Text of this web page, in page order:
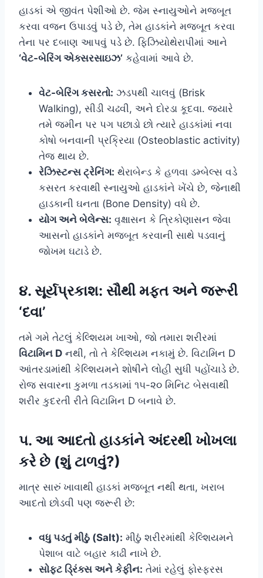
હાડકાં એ જીવંત પેશીઓ છે. જેમ સ્નાયુઓને મજબૂત
કરવા વજન ઉપાડવું પડે છે, તેમ હાડકાંને મજબૂત કરવા
તેના પર દબાણ આપવું પડે છે. ફિઝિયોથેરાપીમાં આને
‘વેટ-બેરિંગ એક્સરસાઇઝ’ કહેવામાં આવે છે.
વેટ-બેરિંગ કસરતો: ઝડપથી ચાલવું (Brisk
Walking), સીડી ચઢવી, અને દોરડા કૂદવા. જ્યારે
તમે જમીન પર પગ પછાડો છો ત્યારે હાડકાંમાં નવા
કોષો બનવાની પ્રક્રિયા (Osteoblastic activity)
તેજ થાય છે.
રેઝિસ્ટન્સ ટ્રેનિંગ: થેરાબેન્ડ કે હળવા ડમ્બેલ્સ વડે
કસરત કરવાથી સ્નાયુઓ હાડકાંને ખેંચે છે, જેનાથી
હાડકાની ઘનતા (Bone Density) વધે છે.
યોગ અને બેલેન્સ: વૃક્ષાસન કે ત્રિકોણાસન જેવા
આસનો હાડકાંને મજબૂત કરવાની સાથે પડવાનું
જોખમ ઘટાડે છે.
૪. સૂર્યપ્રકાશ: સૌથી મફત અને જરૂરી
‘દવા’
તમે ગમે તેટલું કેલ્શિયમ ખાઓ, જો તમારા શરીરમાં
વિટામિન D નથી, તો તે કેલ્શિયમ નકામું છે. વિટામિન D
આંતરડામાંથી કેલ્શિયમને શોષીને લોહી સુધી પહોંચાડે છે.
રોજ સવારના કુમળા તડકામાં ૧૫-૨૦ મિનિટ બેસવાથી
શરીર કુદરતી રીતે વિટામિન D બનાવે છે.
૫. આ આદતો હાડકાંને અંદરથી ખોખલા
કરે છે (શું ટાળવું?)
માત્ર સારું ખાવાથી હાડકાં મજબૂત નથી થતા, ખરાબ
આદતો છોડવી પણ જરૂરી છે:
વધુ પડતું મીઠું (Salt): મીઠું શરીરમાંથી કેલ્શિયમને
પેશાબ વાટે બહાર કાઢી નાખે છે.
સોફ્ટ ડ્રિંક્સ અને કેફીન: તેમાં રહેલું ફોસ્ફરસ